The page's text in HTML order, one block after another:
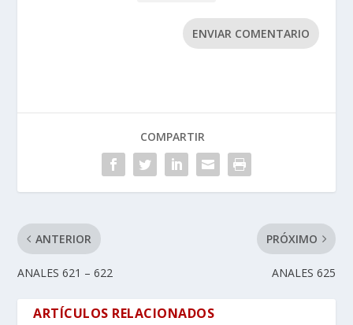
ENVIAR COMENTARIO
COMPARTIR
ANTERIOR
ANALES 621 – 622
PRÓXIMO
ANALES 625
ARTÍCULOS RELACIONADOS